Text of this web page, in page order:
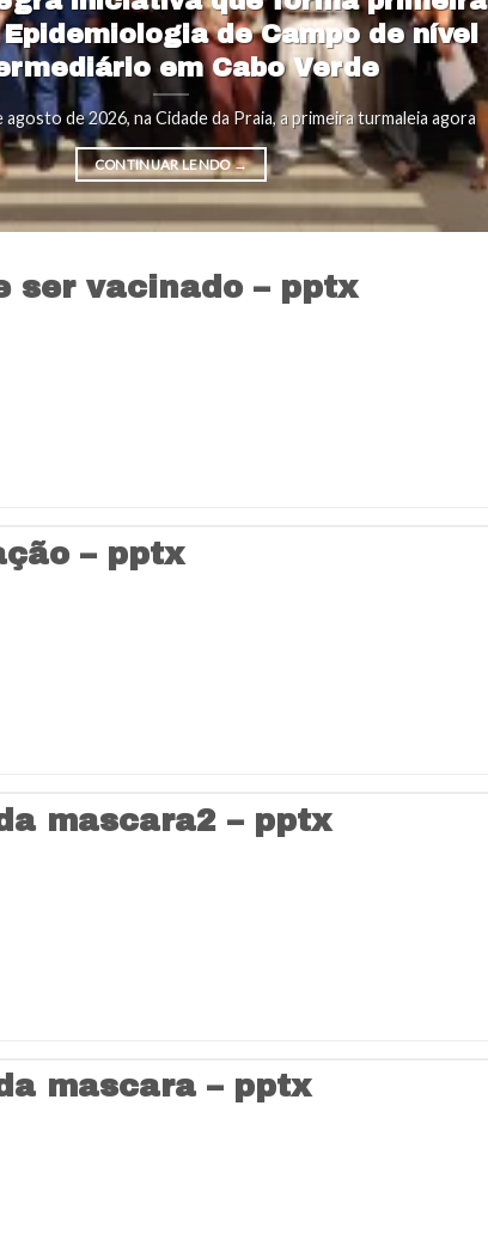
de Campo de nível
em Cabo Verde
de 2026, na Cidade da Praia, a primeira turmaleia agora
CONTINUAR LENDO→
ser vacinado – pptx
– pptx
mascara2 – pptx
mascara – pptx